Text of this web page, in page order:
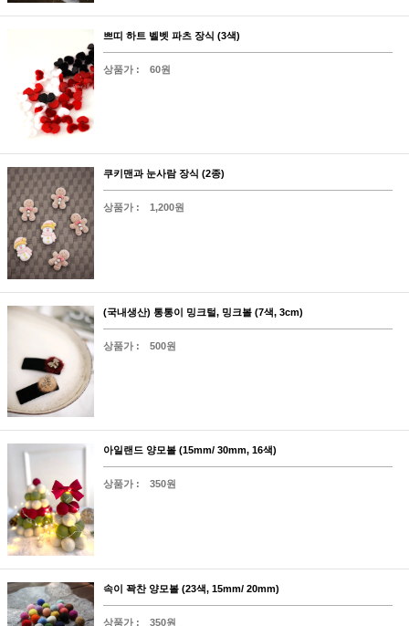
쁘띠 하트 벨벳 파츠 장식 (3색)
상품가 : 60원
쿠키맨과 눈사람 장식 (2종)
상품가 : 1,200원
(국내생산) 통통이 밍크털, 밍크볼 (7색, 3cm)
상품가 : 500원
아일랜드 양모볼 (15mm/ 30mm, 16색)
상품가 : 350원
속이 꽉찬 양모볼 (23색, 15mm/ 20mm)
상품가 : 350원